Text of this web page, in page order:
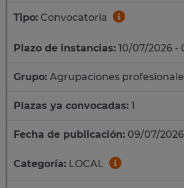
Tipo: Convocatoria
Plazo de instancias: 10/07/2026 -
Grupo: Agrupaciones
Plazas ya convocadas: 1
Fecha de publicación: 09/07/2026
Categoría: LOCAL